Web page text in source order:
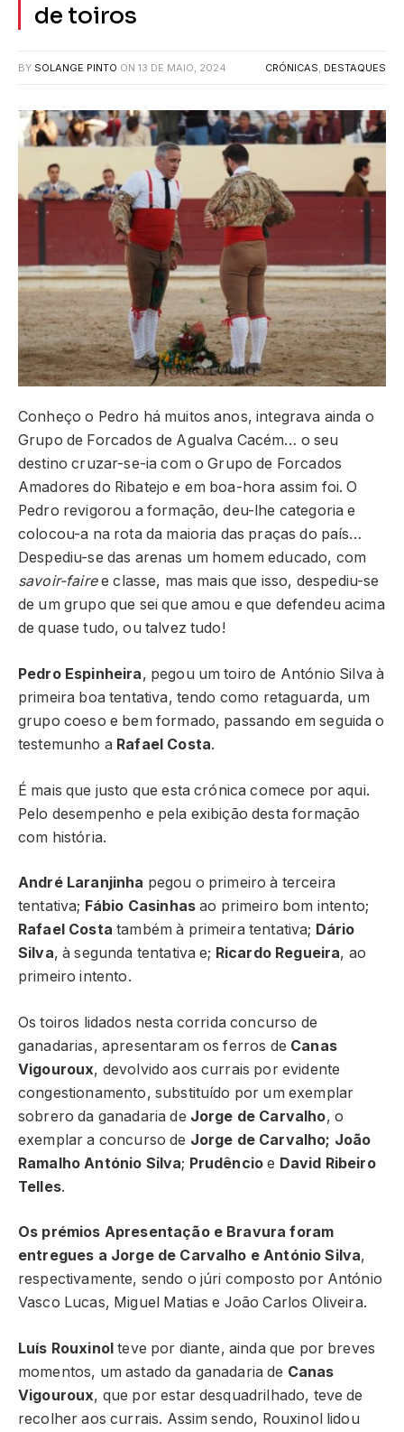
de toiros
BY SOLANGE PINTO ON 13 DE MAIO, 2024 CRÓNICAS, DESTAQUES
Conheço o Pedro há muitos anos, integrava ainda o
Grupo de Forcados de Agualva Cacém… o seu
destino cruzar-se-ia com o Grupo de Forcados
Amadores do Ribatejo e em boa-hora assim foi. O
Pedro revigorou a formação, deu-lhe categoria e
colocou-a na rota da maioria das praças do país…
Despediu-se das arenas um homem educado, com
savoir-fairee classe, mas mais que isso, despediu-se
de um grupo que sei que amou e que defendeu acima
de quase tudo, ou talvez tudo!
Pedro Espinheira, pegou um toiro de António Silva à
primeira boa tentativa, tendo como retaguarda, um
grupo coeso e bem formado, passando em seguida o
testemunho a Rafael Costa.
É mais que justo que esta crónica comece por aqui.
Pelo desempenho e pela exibição desta formação
com história.
André Laranjinha pegou o primeiro à terceira
tentativa; Fábio Casinhas ao primeiro bom intento;
Rafael Costa também à primeira tentativa; Dário
Silva, à segunda tentativa e; Ricardo Regueira, ao
primeiro intento.
Os toiros lidados nesta corrida concurso de
ganadarias, apresentaram os ferros de Canas
Vigouroux, devolvido aos currais por evidente
congestionamento, substituído por um exemplar
sobrero da ganadaria de Jorge de Carvalho, o
exemplar a concurso de Jorge de Carvalho; João
Ramalho António Silva; Prudêncio e David Ribeiro
Telles.
Os prémios Apresentação e Bravura foram
entregues a Jorge de Carvalho e António Silva,
respectivamente, sendo o júri composto por António
Vasco Lucas, Miguel Matias e João Carlos Oliveira.
Luís Rouxinol teve por diante, ainda que por breves
momentos, um astado da ganadaria de Canas
Vigouroux, que por estar desquadrilhado, teve de
recolher aos currais. Assim sendo, Rouxinol lidou